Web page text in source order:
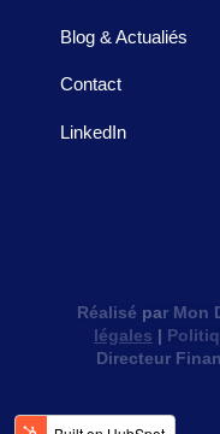
Blog & Actualiés
Contact
LinkedIn
Réalisé par Mon
légales |
Directeur